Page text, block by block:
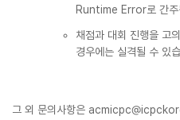
Runtime Error로 간주
채점과 대회 진행을 고
경우에는 실격될 수 있
그 외 문의사항은